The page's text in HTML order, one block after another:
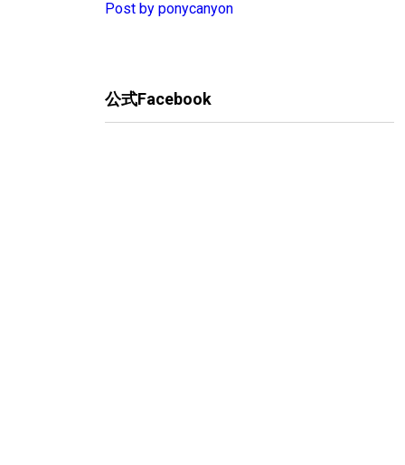
Post by ponycanyon
公式Facebook